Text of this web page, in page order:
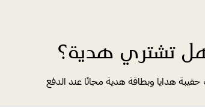
تشتري هدية؟
هدايا وبطاقة هدية مجانًا عند الدفع